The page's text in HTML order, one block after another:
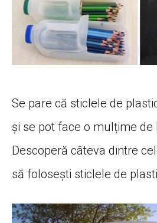
Se pare că sticlele de
și se pot face o mulțime de
Descoperă câteva dintre
să folosești sticlele de